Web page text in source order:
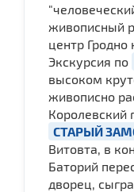
живописный
центр
Экскурсия по
высоком
живописно
Королевский
СТАРЫЙ
Витовта, в
Баторий
дворец,